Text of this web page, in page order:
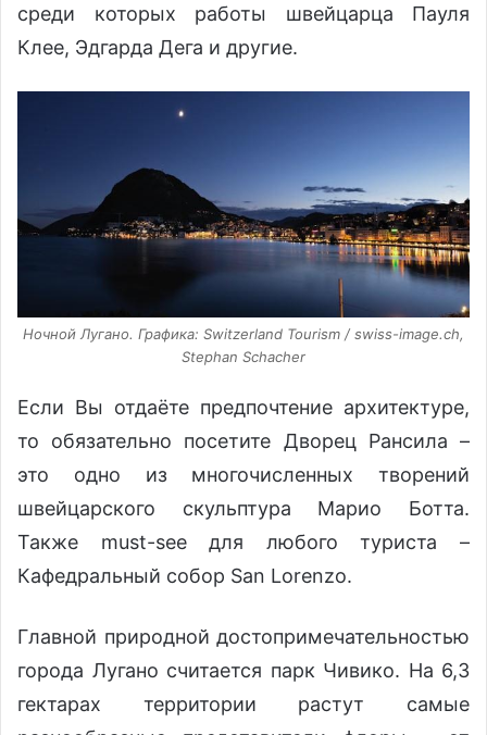
среди которых работы швейцарца Пауля
Клее, Эдгарда Дега и другие.
Ночной Лугано. Графика: Switzerland Tourism / swiss-imаgе.сh,
Stephan Schacher
Если Вы отдаёте предпочтение архитектуре,
то обязательно посетите Дворец Рансила –
это одно из многочисленных творений
швейцарского скульптура Марио Ботта.
Также must-see для любого туриста –
Кафедральный собор San Lorenzo.
Главной природной достопримечательностью
города Лугано считается парк Чивико. На 6,3
гектарах территории растут самые